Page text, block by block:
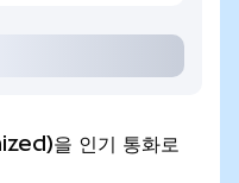
을 인기 통화로